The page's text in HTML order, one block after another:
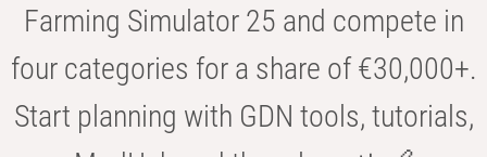
Farming Simulator 25 and compete in
four categories for a share of €30,000+.
Start planning with GDN tools, tutorials,